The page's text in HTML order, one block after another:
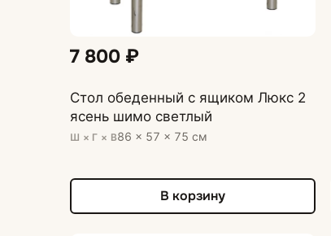
7 800 ₽
Стол обеденный с ящиком Люкс 2
ясень шимо светлый
Ш × Г × В86 × 57 × 75 см
В корзину